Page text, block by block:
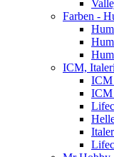
Farben -
ICM,
ICM
ICM